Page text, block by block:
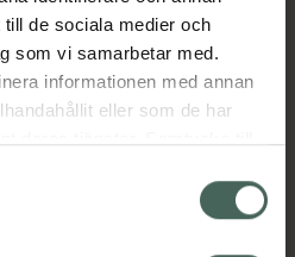
de sociala medier och
som vi samarbetar med.
informationen med annan
eller som de har
samtycke påverkar inte
produkt.
genom
att produkten är
och uppfyller
(100 %) på att Hedrin
på bara 15 minuter